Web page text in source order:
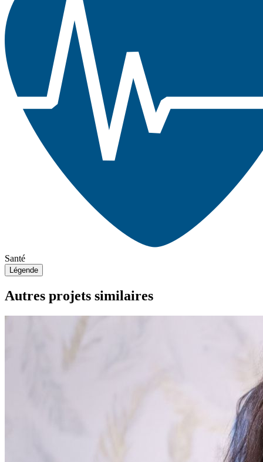
Santé
Légende
Autres projets similaires